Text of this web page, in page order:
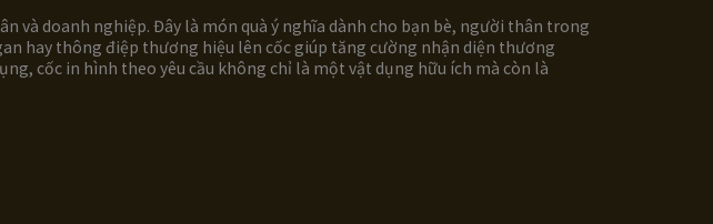
và doanh nghiệp. Đây là món quà ý nghĩa dành cho bạn bè, người thân trong
hay thông điệp thương hiệu lên cốc giúp tăng cường nhận diện thương
cốc in hình theo yêu cầu không chỉ là một vật dụng hữu ích mà còn là